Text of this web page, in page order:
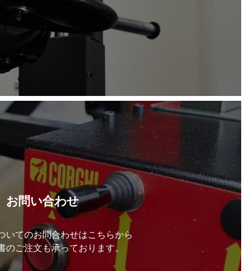
お問い合わせ
いてのお問合わせはこちらから
のご注文も承っております。